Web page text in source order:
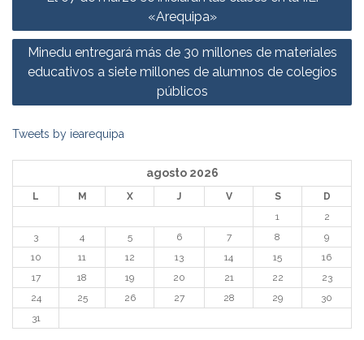
entradas
«Arequipa»
Minedu entregará más de 30 millones de materiales
educativos a siete millones de alumnos de colegios
públicos
Tweets by iearequipa
agosto 2026
L M X J V S
D
1
2
3
4 5 6 7 8
9
10
11 12 13 14 15
16
17
18 19 20 21 22
23
24
25 26 27 28 29
30
31